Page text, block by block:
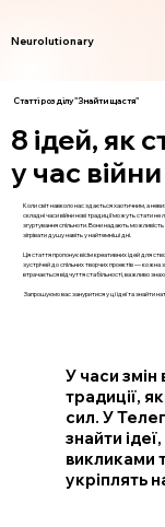
Neurolutionary
Статті розділу "Знайти щастя"
8 ідей, як
у час війни
Коли світ навколо нас здається хаотичним, а
складні часи війни нові традиції можуть стати
згуртування спільноти. Вони надають
зігрівати душу навіть у найтемніші дні.
Ця стаття пропонує вісім креативних ідей для
зустрічей до спільних творчих проектів — кожна
втрачається відчуття стабільності, важливо
Запрошуємо вас зануритися у ці ідеї та знайти
У часи
традиції,
сил. У
знайти
викликами
укріплять